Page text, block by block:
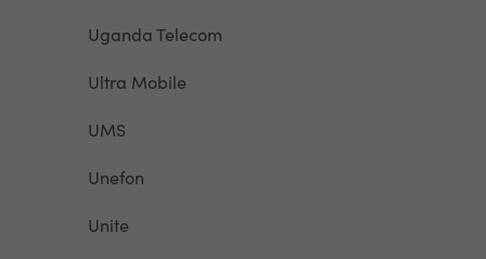
Uganda Telecom
Ultra Mobile
UMS
Unefon
Unite